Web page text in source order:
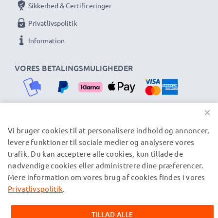
Høj 1600mAh kapacitet - 7.4V
Lithiumion battericelle
Udskiftningsbatteri NP-FM50
Micro-USB og USB-C indgang (5V - 2A max)
Opladningsoutput:
x1 batteri: 700mA
★ 3 års garanti ★
CELLONIC® kamerabatterier og tilbehør står for høj
kvalitet og certificerede standarder - derfor har
batterierne en 3-årig garanti!
VORES BETALINGSMULIGHEDER
Sikkerhed & Certificeringer
Privatlivspolitik
Information
VORES FORSENDELSESPARTNERE
© subtel.dk 2026
Alle priser er inklusive moms og eksklusive
forsendelsesomkostninger. Bemærk venligst, at alle viste
ejere og er nævnt på vores websider udelukkende for at give
×
Vi bruger cookies til at personalisere indhold og annoncer,
levere funktioner til sociale medier og analysere vores
trafik. Du kan acceptere alle cookies, kun tillade de
nødvendige cookies eller administrere dine præferencer.
Mere information om vores brug af cookies findes i vores
Privatlivspolitik.
TILLAD ALLE